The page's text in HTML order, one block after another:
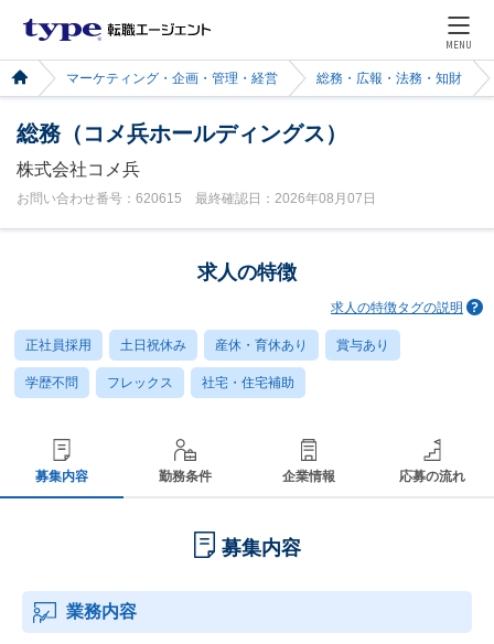
MENU
マーケティング・企画・管理・経営 総務・広報・法務・知財
総務（コメ兵ホールディングス）
株式会社コメ兵
お問い合わせ番号：620615 最終確認日：2026年08月07日
求人の特徴
求人の特徴タグの説明
正社員採用 土日祝休み 産休・育休あり 賞与あり
学歴不問 フレックス 社宅・住宅補助
募集内容 勤務条件 企業情報 応募の流れ
募集内容
業務内容